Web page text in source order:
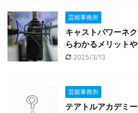
芸能事務所
キャストパワーネ
らわかるメリット
2025/3/13
芸能事務所
テアトルアカデミ